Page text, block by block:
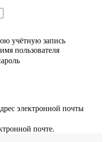
учётную запись
пользователя
электронной почты
почте.